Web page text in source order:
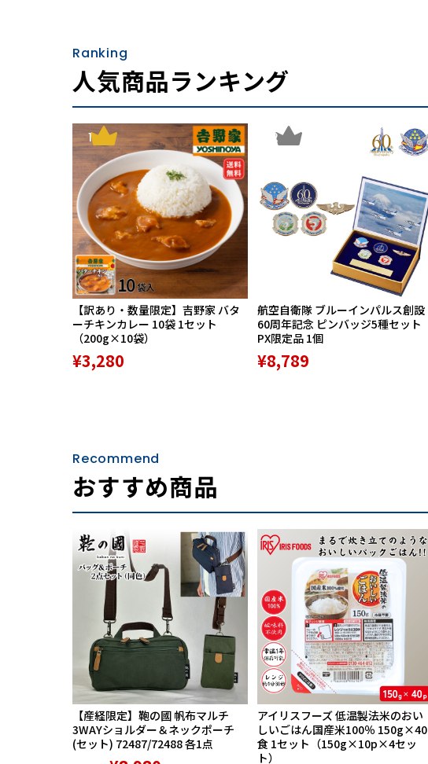
Ranking
人気商品ランキング
1
【訳あり・数量限定】吉野家 バタ
ーチキンカレー 10袋 1セット
（200g×10袋）
¥3,280
2
航空自衛隊 ブルーインパルス創設
60周年記念 ピンバッジ5種セット
PX限定品 1個
¥8,789
Recommend
おすすめ商品
【産経限定】鞄の國 帆布マルチ
3WAYショルダー＆ネックポーチ
(セット) 72487/72488 各1点
アイリスフーズ 低温製法米のおい
しいごはん国産米100％ 150g×40
食 1セット（150g×10p×4セッ
ト）